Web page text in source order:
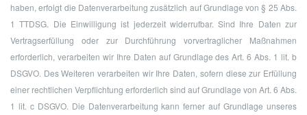
haben, erfolgt die Datenverarbeitung zusätzlich auf Grundlage von § 25 Abs.
1 TTDSG. Die Einwilligung ist jederzeit widerrufbar. Sind Ihre Daten zur
Vertragserfüllung oder zur Durchführung vorvertraglicher Maßnahmen
erforderlich, verarbeiten wir Ihre Daten auf Grundlage des Art. 6 Abs. 1 lit. b
DSGVO. Des Weiteren verarbeiten wir Ihre Daten, sofern diese zur Erfüllung
einer rechtlichen Verpflichtung erforderlich sind auf Grundlage von Art. 6 Abs.
1 lit. c DSGVO. Die Datenverarbeitung kann ferner auf Grundlage unseres